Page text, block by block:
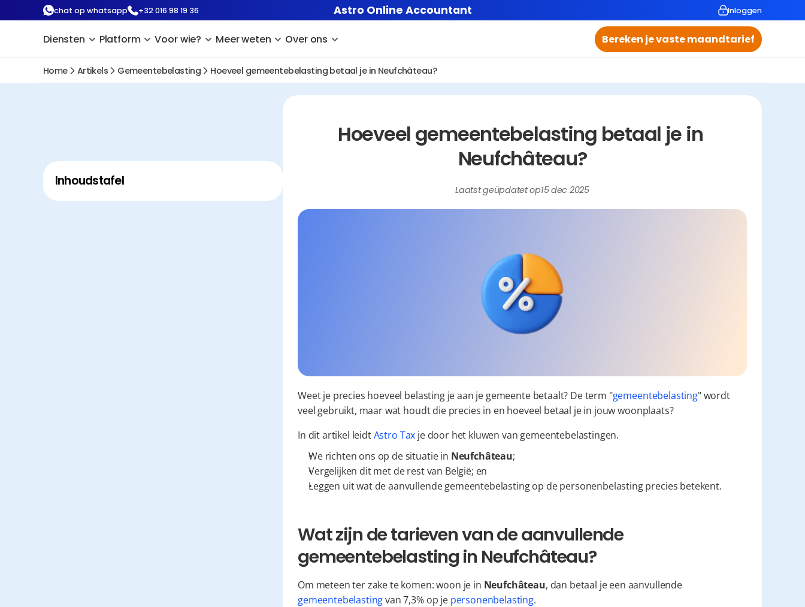
chat op whatsapp +32 016 98 19 36 Astro Online Accountant Inloggen
Diensten Platform Voor wie? Meer weten Over ons Bereken je vaste maandtarief
Home Artikels Gemeentebelasting Hoeveel gemeentebelasting betaal je in Neufchâteau?
Inhoudstafel
Hoeveel gemeentebelasting betaal je in
Neufchâteau?
Laatst geüpdatet op15 dec 2025
Weet je precies hoeveel belasting je aan je gemeente betaalt? De term "gemeentebelasting" wordt
veel gebruikt, maar wat houdt die precies in en hoeveel betaal je in jouw woonplaats?
In dit artikel leidt Astro Tax je door het kluwen van gemeentebelastingen.
We richten ons op de situatie in Neufchâteau;
Vergelijken dit met de rest van België; en
Leggen uit wat de aanvullende gemeentebelasting op de personenbelasting precies betekent.
Wat zijn de tarieven van de aanvullende
gemeentebelasting in Neufchâteau?
Om meteen ter zake te komen: woon je in Neufchâteau
, dan betaal je een aanvullende
gemeentebelasting van 7,3% op je personenbelasting.